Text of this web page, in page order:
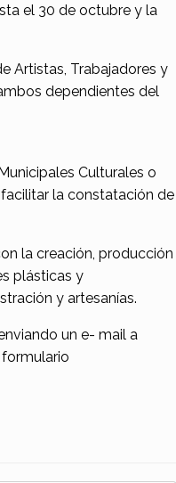
el 30 de octubre y la
Artistas, Trabajadores y
dependientes del
Culturales o
facilitar la constatación de
la creación, producción
plásticas y
y artesanías.
un e- mail a